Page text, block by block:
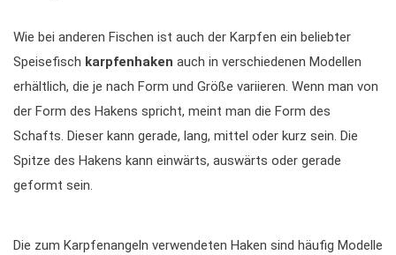
Wie bei anderen Fischen ist auch der Karpfen ein beliebter
Speisefisch karpfenhaken auch in verschiedenen Modellen
erhältlich, die je nach Form und Größe variieren. Wenn man von
der Form des Hakens spricht, meint man die Form des
Schafts. Dieser kann gerade, lang, mittel oder kurz sein. Die
Spitze des Hakens kann einwärts, auswärts oder gerade
geformt sein.
Die zum Karpfenangeln verwendeten Haken sind häufig Modelle